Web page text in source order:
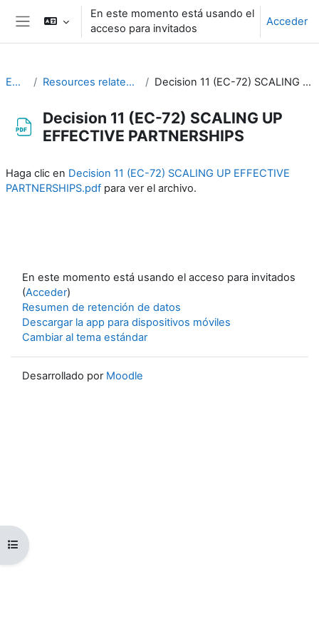
Salta al contenido principal
Panel lateral
En este momento está usando el
acceso para invitados
Acceder
Abrir índice del curso
EC-CDP Resources related to the work of CDP Decision 11 (EC-72) SCALING UP EFFECTIVE PARTNERSHIPS
Decision 11 (EC-72) SCALING UP
EFFECTIVE PARTNERSHIPS
Haga clic en Decision 11 (EC-72) SCALING UP EFFECTIVE
PARTNERSHIPS.pdf para ver el archivo.
En este momento está usando el acceso para invitados
(Acceder)
Resumen de retención de datos
Descargar la app para dispositivos móviles
Cambiar al tema estándar
Desarrollado por Moodle